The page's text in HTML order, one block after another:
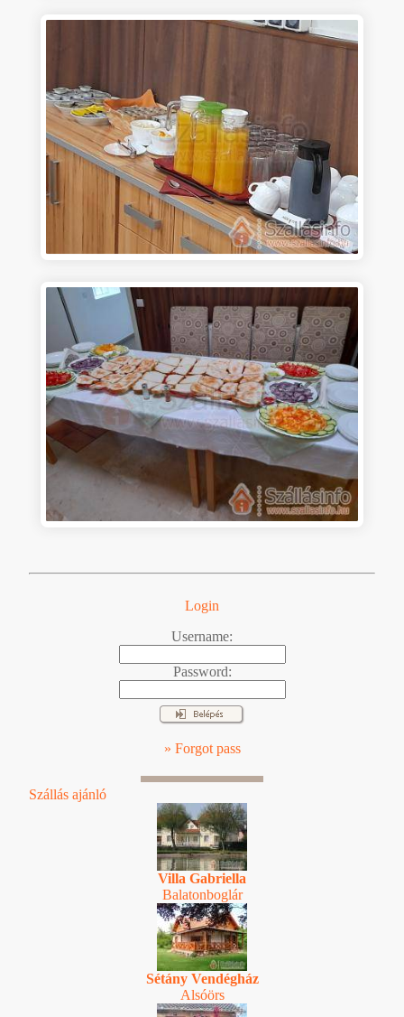
Login
Username:
Password:
» Forgot pass
Szállás ajánló
Villa Gabriella
Balatonboglár
Sétány Vendégház
Alsóörs